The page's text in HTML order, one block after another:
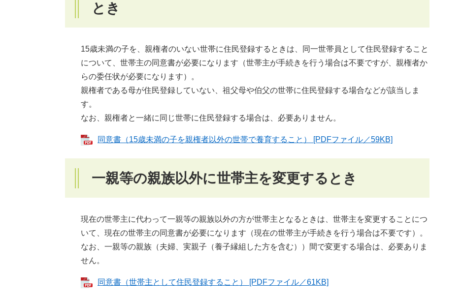
とき
15歳未満の子を、親権者のいない世帯に住民登録するときは、同一世帯員として住民登録すること
について、世帯主の同意書が必要になります（世帯主が手続きを行う場合は不要ですが、親権者か
らの委任状が必要になります）。
親権者である母が住民登録していない、祖父母や伯父の世帯に住民登録する場合などが該当しま
す。
なお、親権者と一緒に同じ世帯に住民登録する場合は、必要ありません。
同意書（15歳未満の子を親権者以外の世帯で養育すること） [PDFファイル／59KB]
一親等の親族以外に世帯主を変更するとき
現在の世帯主に代わって一親等の親族以外の方が世帯主となるときは、世帯主を変更することにつ
いて、現在の世帯主の同意書が必要になります（現在の世帯主が手続きを行う場合は不要です）。
なお、一親等の親族（夫婦、実親子（養子縁組した方を含む））間で変更する場合は、必要ありま
せん。
同意書（世帯主として住民登録すること） [PDFファイル／61KB]